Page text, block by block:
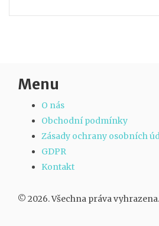
Menu
O nás
Obchodní podmínky
Zásady ochrany osobních
GDPR
Kontakt
© 2026. Všechna práva vyhrazena.